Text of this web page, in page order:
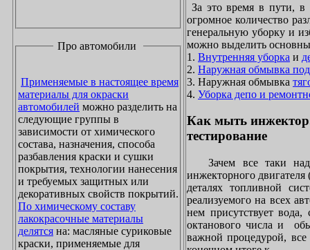
Про автомобили
Применяемые в настоящее время
материалы для окраски
автомобилей можно разделить на
следующие группы в
зависимости от химического
состава, назначения, способа
разбавления краски и сушки
покрытия, технологии нанесения
и требуемых защитных или
декоративных свойств покрытий.
По химическому составу
лакокрасочные материалы
делятся на: масляные суриковые
краски, применяемые для
За это время в пути,
огромное количество
генеральную уборку и
можно выделить
1. Внутренняя уборка и
2. Наружная обмывка
3. Наружная обмывка
4. Уборка депо и
Как мыть
тестирование
Зачем все таки
инжекторного
деталях топливной
реализуемого на всех
нем присутствует
октанового числа и
важной процедурой, все